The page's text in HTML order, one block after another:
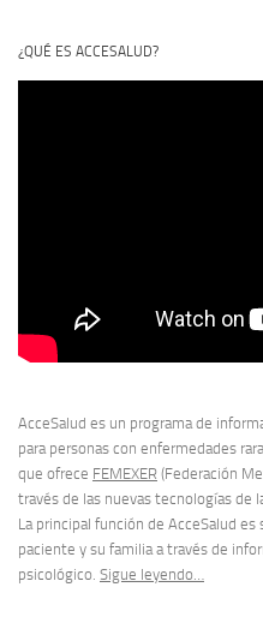
¿QUÉ ES ACCESALUD?
AcceSalud es un programa de
para personas con enfermedades
que ofrece FEMEXER (Federación
través de las nuevas tecnologías de
La principal función de AcceSalud
paciente y su familia a través de
psicológico. Sigue leyendo…